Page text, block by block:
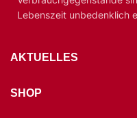
Lebenszeit unbedenklich
AKTUELLES
SHOP